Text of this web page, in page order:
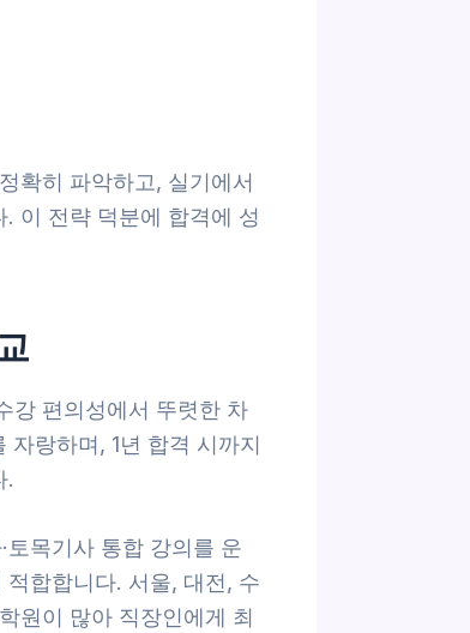
확히 파악하고, 실기에서
이 전략 덕분에 합격에 성
강 편의성에서 뚜렷한 차
자랑하며, 1년 합격 시까지
.
토목기사 통합 강의를 운
합합니다. 서울, 대전, 수
원이 많아 직장인에게 최